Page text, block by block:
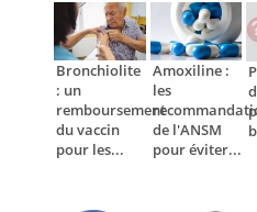
Bronchiolite
: un
remboursement
du vaccin
pour les...
Amoxiline :
les
de l'ANSM
pour éviter...